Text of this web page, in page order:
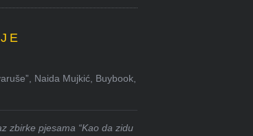
Naida Mujkić, Buybook,
zbirke pjesama “Kao da zidu